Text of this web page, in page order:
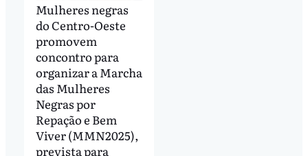
Mulheres negras
do Centro-Oeste
promovem
concontro para
organizar a Marcha
das Mulheres
Negras por
Repação e Bem
Viver (MMN2025),
prevista para